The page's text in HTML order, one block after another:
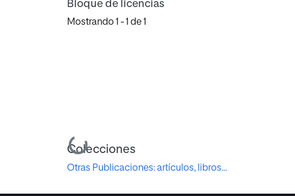
Bloque de licencias
Mostrando 1 - 1 de 1
Cargando...Colecciones
Otras Publicaciones: artículos, libros...